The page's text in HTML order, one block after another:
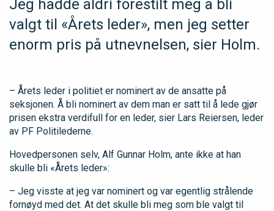
Jeg hadde aldri forestilt meg å bli
valgt til «Årets leder», men jeg setter
enorm pris på utnevnelsen, sier Holm.
– Årets leder i politiet er nominert av de ansatte på
seksjonen. Å bli nominert av dem man er satt til å lede gjør
prisen ekstra verdifull for en leder, sier Lars Reiersen, leder
av PF Politilederne.
Hovedpersonen selv, Alf Gunnar Holm, ante ikke at han
skulle bli «Årets leder»:
– Jeg visste at jeg var nominert og var egentlig strålende
fornøyd med det. At det skulle bli meg som ble valgt til